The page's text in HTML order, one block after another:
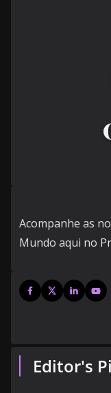
Acompanhe as
Mundo aqui no
Editor's